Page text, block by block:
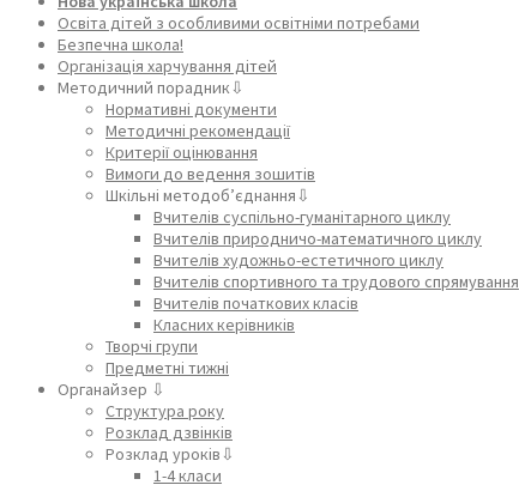
Освіта дітей з особливими освітніми потребами
Безпечна школа!
Організація харчування дітей
Методичний порадник⇩
Нормативні документи
Методичні рекомендації
Критерії оцінювання
Вимоги до ведення зошитів
Шкільні методоб’єднання⇩
Вчителів суспільно-гуманітарного циклу
Вчителів природничо-математичного циклу
Вчителів художньо-естетичного циклу
Вчителів спортивного та трудового спрямування
Вчителів початкових класів
Класних керівників
Творчі групи
Предметні тижні
Органайзер ⇩
Структура року
Розклад дзвінків
Розклад уроків⇩
1-4 класи